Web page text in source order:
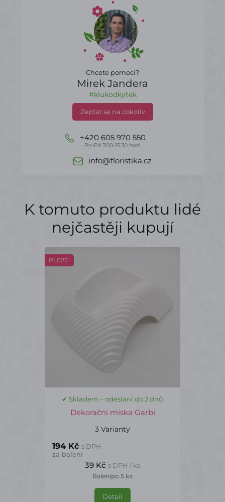
Chcete pomoci?
Mirek Jandera
#klukodkytek
Zeptat se na cokoliv
+420 605 970 550
Po-Pá 7.00-15.30 hod.
info@floristika.cz
K tomuto produktu lidé
nejčastěji kupují
PL0221
✔ Skladem – odeslání do 2 dnů
Dekorační miska Garbi
3 Varianty
194 Kč s DPH
za balení
39 Kč s DPH / ks
Balenípo 5 ks
Detail